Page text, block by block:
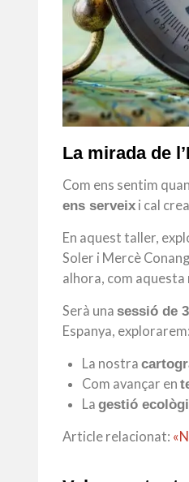
La mirada de
Com ens sentim
ens serveix i cal
En aquest taller,
Soler i Mercè
alhora, com aquesta
Serà una sessió de
Espanya, explorarem:
La nostra
Com avançar en
La gestió
Article relacionat: